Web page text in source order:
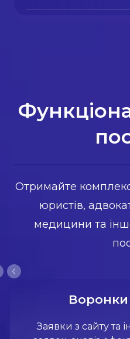
Отримайте
юристів,
медицини та
Воронки
Заявки з сайту та